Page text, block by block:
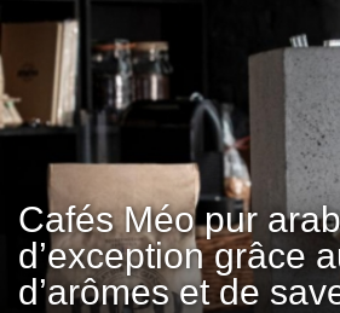
Cafés Méo pur
d’exception grâce
d’arômes et de